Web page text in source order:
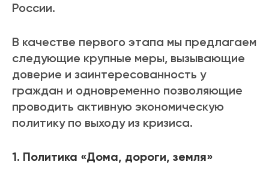
России.
В качестве первого этапа мы предлагаем
следующие крупные меры, вызывающие
доверие и заинтересованность у
граждан и одновременно позволяющие
проводить активную экономическую
политику по выходу из кризиса.
1. Политика «Дома, дороги, земля»